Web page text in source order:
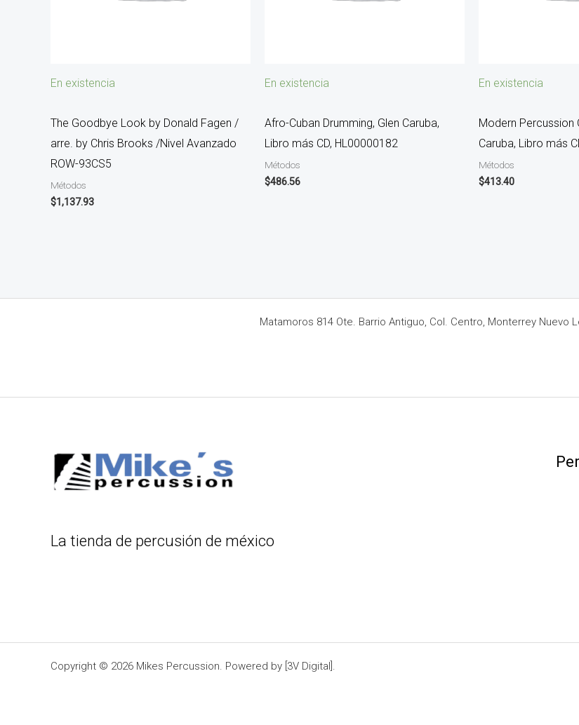
En existencia
The Goodbye Look by Donald Fagen /
arre. by Chris Brooks /Nivel Avanzado
ROW-93CS5
Métodos
$1,137.93
En existencia
Afro-Cuban Drumming, Glen Caruba,
Libro más CD, HL00000182
Métodos
$486.56
En existencia
Modern Percussion
Caruba, Libro más
Métodos
$413.40
Matamoros 814 Ote. Barrio Antiguo, Col. Centro, Monterrey Nuevo
La tienda de percusión de méxico
Copyright © 2026 Mikes Percussion. Powered by [3V Digital].